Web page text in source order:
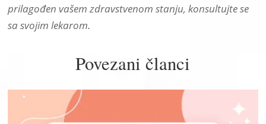
prilagođen vašem zdravstvenom stanju, konsultujte se
sa svojim lekarom.
Povezani članci